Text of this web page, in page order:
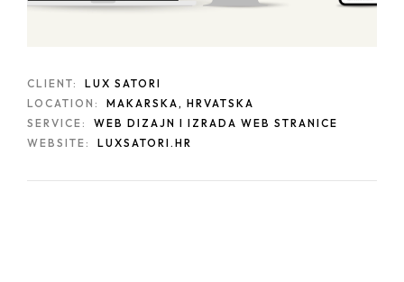
CLIENT:
LUX SATORI
LOCATION:
MAKARSKA, HRVATSKA
SERVICE:
WEB DIZAJN I IZRADA WEB STRANICE
WEBSITE:
LUXSATORI.HR